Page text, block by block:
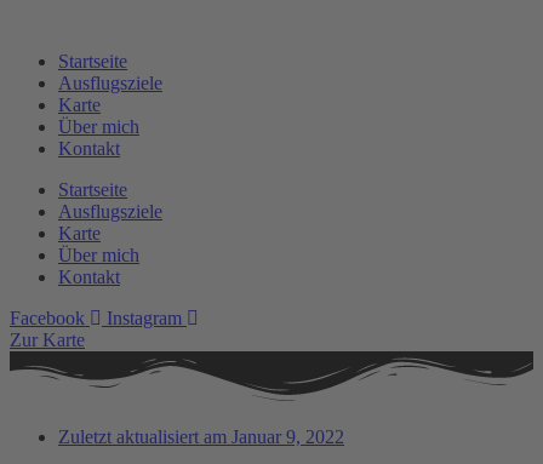
springenStartseite
Ausflugsziele
Karte
Über mich
Kontakt
Startseite
Ausflugsziele
Karte
Über mich
Kontakt
Facebook
Instagram
Zur Karte
Zuletzt aktualisiert am Januar 9, 2022